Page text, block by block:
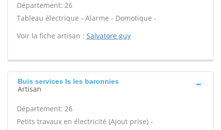
Département: 26
Tableau électrique - Alarme - Domotique -
Voir la fiche artisan : Salvatore guy
Buis services Is les baronnies
Artisan
Département: 26
Petits travaux en électricité (Ajout prise) -